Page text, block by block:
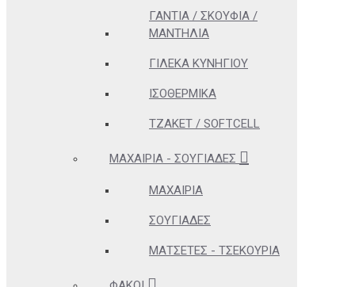
ΓΆΝΤΙΑ / ΣΚΟΥΦΙΆ /
ΜΑΝΤΉΛΙΑ
ΓΙΛΈΚΑ ΚΥΝΗΓΊΟΥ
ΙΣΟΘΕΡΜΙΚΆ
ΤΖΆΚΕΤ / SOFTCELL
ΜΑΧΑΊΡΙΑ - ΣΟΥΓΙΆΔΕΣ
ΜΑΧΑΊΡΙΑ
ΣΟΥΓΙΆΔΕΣ
ΜΑΤΣΈΤΕΣ - ΤΣΕΚΟΎΡΙΑ